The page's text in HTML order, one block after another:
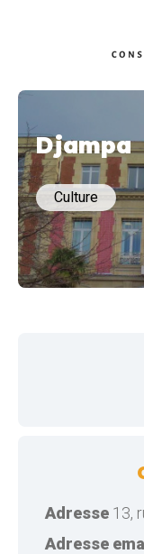
Djampa
Culture
Adresse 13,
Adresse